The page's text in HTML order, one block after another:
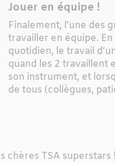
Jouer en équipe !
Finalement, l’une des
travailler en équipe.
quotidien, le travail
quand les 2 travaillent
son instrument, et
de tous (collègues,
chères TSA superstars !